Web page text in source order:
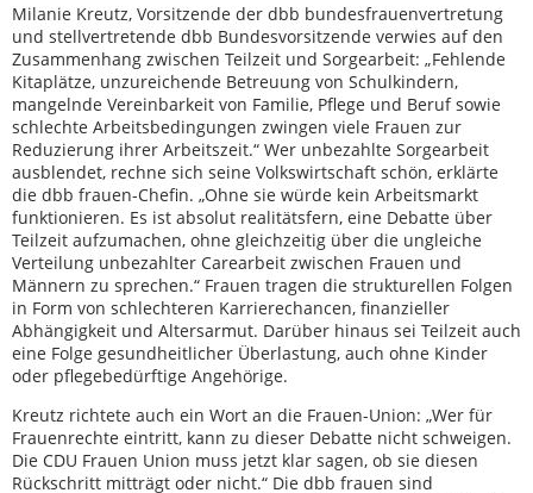
Milanie Kreutz, Vorsitzende der dbb bundesfrauenvertretung
und stellvertretende dbb Bundesvorsitzende verwies auf den
Zusammenhang zwischen Teilzeit und Sorgearbeit: „Fehlende
Kitaplätze, unzureichende Betreuung von Schulkindern,
mangelnde Vereinbarkeit von Familie, Pflege und Beruf sowie
schlechte Arbeitsbedingungen zwingen viele Frauen zur
Reduzierung ihrer Arbeitszeit.“ Wer unbezahlte Sorgearbeit
ausblendet, rechne sich seine Volkswirtschaft schön, erklärte
die dbb frauen-Chefin. „Ohne sie würde kein Arbeitsmarkt
funktionieren. Es ist absolut realitätsfern, eine Debatte über
Teilzeit aufzumachen, ohne gleichzeitig über die ungleiche
Verteilung unbezahlter Carearbeit zwischen Frauen und
Männern zu sprechen.“ Frauen tragen die strukturellen Folgen
in Form von schlechteren Karrierechancen, finanzieller
Abhängigkeit und Altersarmut. Darüber hinaus sei Teilzeit auch
eine Folge gesundheitlicher Überlastung, auch ohne Kinder
oder pflegebedürftige Angehörige.
Kreutz richtete auch ein Wort an die Frauen-Union: „Wer für
Frauenrechte eintritt, kann zu dieser Debatte nicht schweigen.
Die CDU Frauen Union muss jetzt klar sagen, ob sie diesen
Rückschritt mitträgt oder nicht.“ Die dbb frauen sind